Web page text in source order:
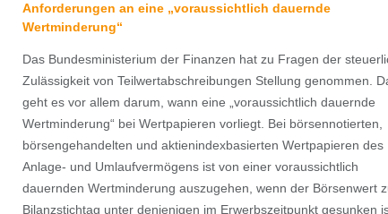
Anforderungen an eine „voraussichtlich dauernde
Wertminderung“
Das Bundesministerium der Finanzen hat zu Fragen der
Zulässigkeit von Teilwertabschreibungen Stellung genommen.
geht es vor allem darum, wann eine „voraussichtlich dauernde
Wertminderung“ bei Wertpapieren vorliegt. Bei börsennotierten,
börsengehandelten und aktienindexbasierten Wertpapieren des
Anlage- und Umlaufvermögens ist von einer voraussichtlich
dauernden Wertminderung auszugehen, wenn der Börsenwert
Bilanzstichtag unter denjenigen im Erwerbszeitpunkt gesunken